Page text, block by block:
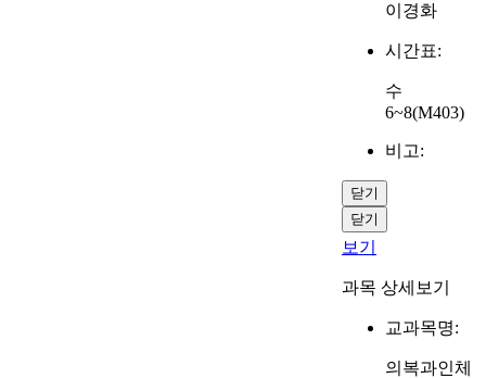
이경화
시간표:
수
6~8(M403)
비고:
닫기
닫기
보기
과목 상세보기
교과목명:
의복과인체